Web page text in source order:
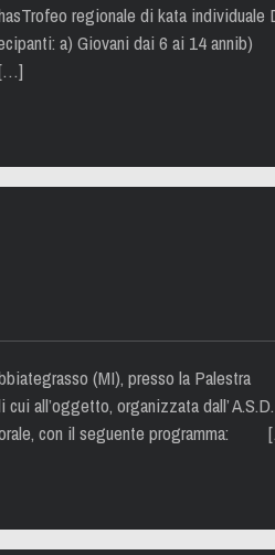
regionale di kata individuale
a) Giovani dai 6 ai 14 annib)
(MI), presso la Palestra
all’oggetto, organizzata dall’ A.S.D.
Morale, con il seguente